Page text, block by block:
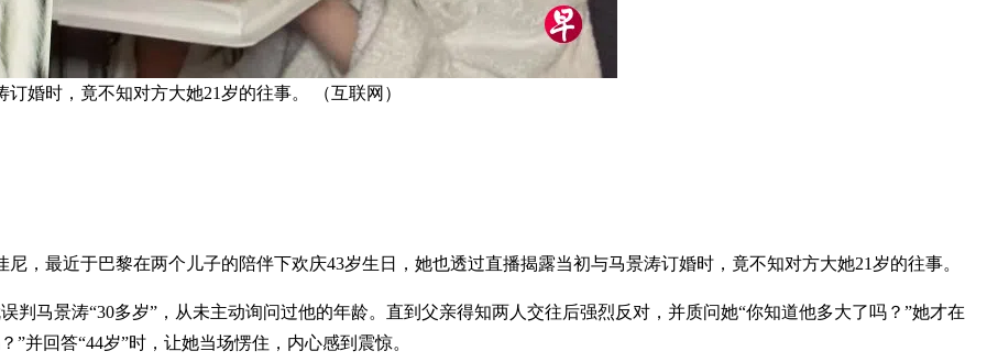
婚时，竟不知对方大她21岁的往事。 （互联网）
，最近于巴黎在两个儿子的陪伴下欢庆43岁生日，她也透过直播揭露当初与马景涛订婚时，竟不知对方大她21岁的往事。
判马景涛“30多岁”，从未主动询问过他的年龄。直到父亲得知两人交往后强烈反对，并质问她“你知道他多大了吗？”她才在
并回答“44岁”时，让她当场愣住，内心感到震惊。